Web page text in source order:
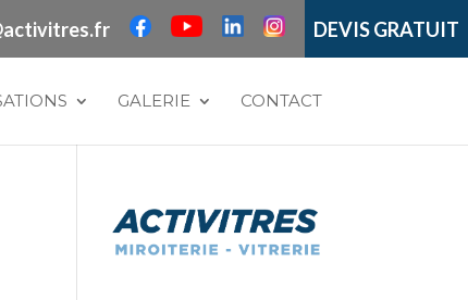
DEVIS GRATUIT
GALERIE CONTACT